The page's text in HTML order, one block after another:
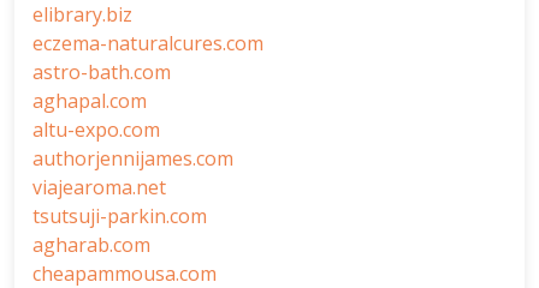
elibrary.biz
eczema-naturalcures.com
astro-bath.com
aghapal.com
altu-expo.com
authorjennijames.com
viajearoma.net
tsutsuji-parkin.com
agharab.com
cheapammousa.com